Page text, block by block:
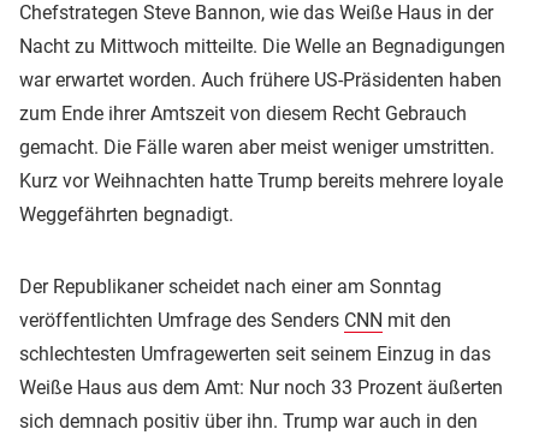
Chefstrategen Steve Bannon, wie das Weiße Haus in der
Nacht zu Mittwoch mitteilte. Die Welle an Begnadigungen
war erwartet worden. Auch frühere US-Präsidenten haben
zum Ende ihrer Amtszeit von diesem Recht Gebrauch
gemacht. Die Fälle waren aber meist weniger umstritten.
Kurz vor Weihnachten hatte Trump bereits mehrere loyale
Weggefährten begnadigt.
Der Republikaner scheidet nach einer am Sonntag
veröffentlichten Umfrage des Senders CNN mit den
schlechtesten Umfragewerten seit seinem Einzug in das
Weiße Haus aus dem Amt: Nur noch 33 Prozent äußerten
sich demnach positiv über ihn. Trump war auch in den